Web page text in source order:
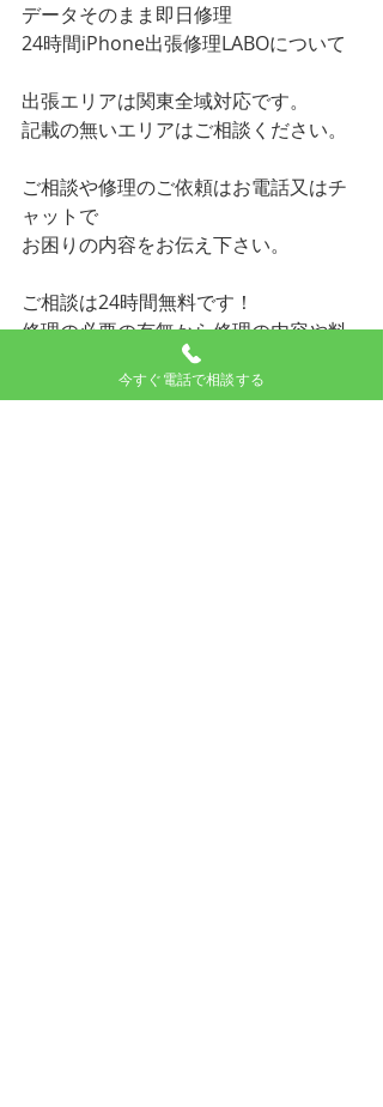
データそのまま即日修理
24時間iPhone出張修理LABOについて
出張エリアは関東全域対応です。
記載の無いエリアはご相談ください。
ご相談や修理のご依頼はお電話又はチ
ャットで
お困りの内容をお伝え下さい。
ご相談は24時間無料です！
修理の必要の有無から修理の内容や料
作業時間、到着予測時刻など説明させ
今すぐ電話で相談する